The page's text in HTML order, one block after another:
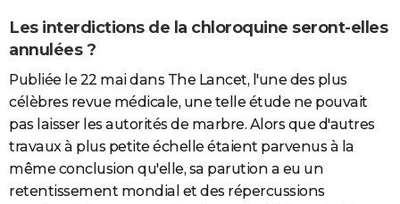
Les interdictions de la chloroquine seront-elles
annulées ?
Publiée le 22 mai dans The Lancet, l'une des plus
célèbres revue médicale, une telle étude ne pouvait
pas laisser les autorités de marbre. Alors que d'autres
travaux à plus petite échelle étaient parvenus à la
même conclusion qu'elle, sa parution a eu un
retentissement mondial et des répercussions